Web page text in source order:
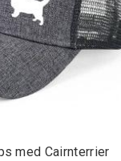
med Cairnterrier